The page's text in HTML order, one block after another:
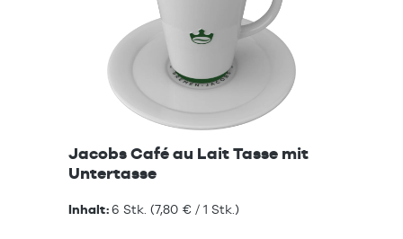
Jacobs Café au Lait Tasse mit
Untertasse
Inhalt:6 Stk. (7,80 € / 1 Stk.)